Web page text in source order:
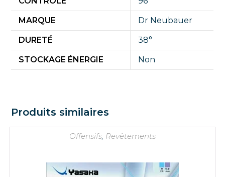
MARQUE Dr Neubauer
DURETÉ 38°
STOCKAGE ÉNERGIE Non
Produits similaires
Offensifs, Revêtements